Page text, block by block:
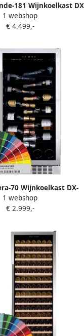
181 Wijnkoelkast
2 Zones Mat Zwart Mat
Zwart
1 webshop
€ 4.499,-
70 Wijnkoelkast DX-
1 Zone RAL Kleur
1 webshop
€ 2.999,-